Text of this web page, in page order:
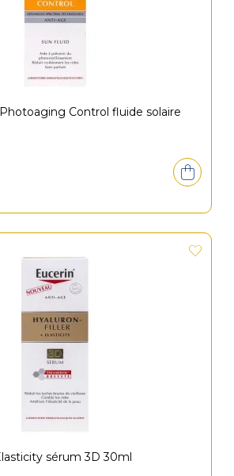
Control fluide solaire
sérum 3D 30ml